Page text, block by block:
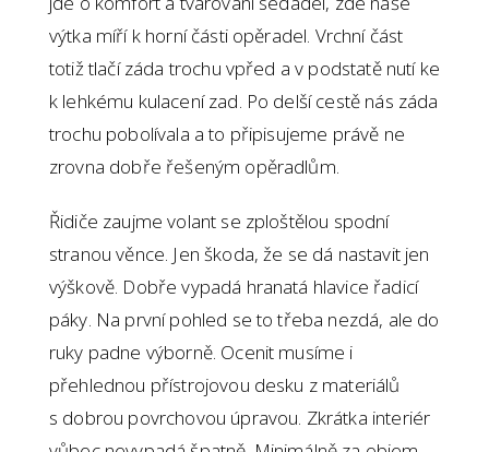
výtka míří k horní části opěradel. Vrchní část
totiž tlačí záda trochu vpřed a v podstatě nutí ke
k lehkému kulacení zad. Po delší cestě nás záda
trochu pobolívala a to připisujeme právě ne
zrovna dobře řešeným opěradlům.
Řidiče zaujme volant se zploštělou spodní
stranou věnce. Jen škoda, že se dá nastavit jen
výškově. Dobře vypadá hranatá hlavice řadicí
páky. Na první pohled se to třeba nezdá, ale do
ruky padne výborně. Ocenit musíme i
přehlednou přístrojovou desku z materiálů
s dobrou povrchovou úpravou. Zkrátka interiér